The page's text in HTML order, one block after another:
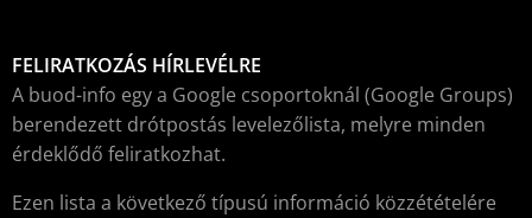
FELIRATKOZÁS HÍRLEVÉLRE
A buod-info egy a Google csoportoknál (Google Groups)
berendezett drótpostás levelezőlista, melyre minden
érdeklődő feliratkozhat.
Ezen lista a következő típusú információ közzétételére